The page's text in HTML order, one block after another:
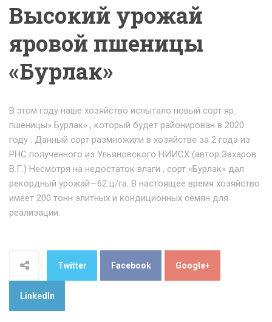
Высокий урожай
яровой пшеницы
«Бурлак»
В этом году наше хозяйство испытало новый сорт яр.
пшеницы» Бурлак» , который будет районирован в 2020
году . Данный сорт размножили в хозяйстве за 2 года из
РНС полученного из Ульяновского НИИСХ (автор Захаров
В.Г.) Несмотря на недостаток влаги , сорт «Бурлак» дал
рекордный урожай—62 ц/га. В настоящее время хозяйство
имеет 200 тонн элитных и кондиционных семян для
реализации.
Twitter Facebook Google+
LinkedIn